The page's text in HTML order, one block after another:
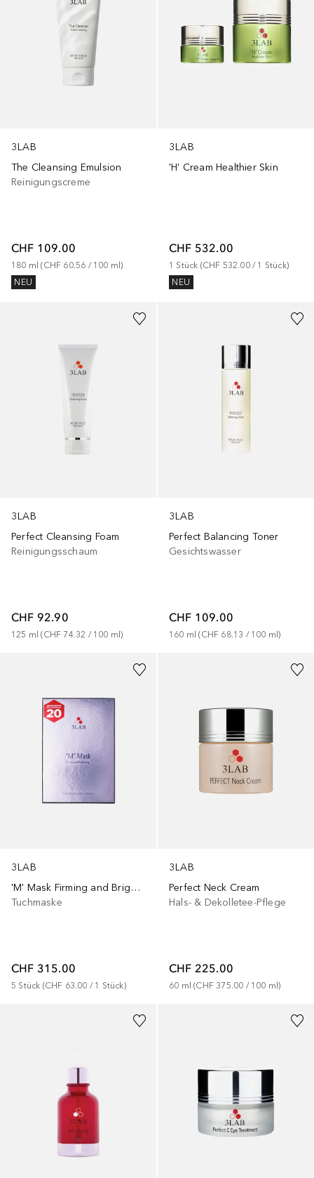
3LAB
The Cleansing Emulsion
Reinigungscreme
CHF 109.00
180 ml (CHF 60.56 / 100 ml)
NEU
3LAB
'H' Cream Healthier Skin
CHF 532.00
1 Stück (CHF 532.00 / 1 Stück)
NEU
3LAB
Perfect Cleansing Foam
Reinigungsschaum
CHF 92.90
125 ml (CHF 74.32 / 100 ml)
3LAB
Perfect Balancing Toner
Gesichtswasser
CHF 109.00
160 ml (CHF 68.13 / 100 ml)
3LAB
'M' Mask Firming and Brightening
Tuchmaske
CHF 315.00
5 Stück (CHF 63.00 / 1 Stück)
3LAB
Perfect Neck Cream
Hals- & Dekolletee-Pflege
CHF 225.00
60 ml (CHF 375.00 / 100 ml)